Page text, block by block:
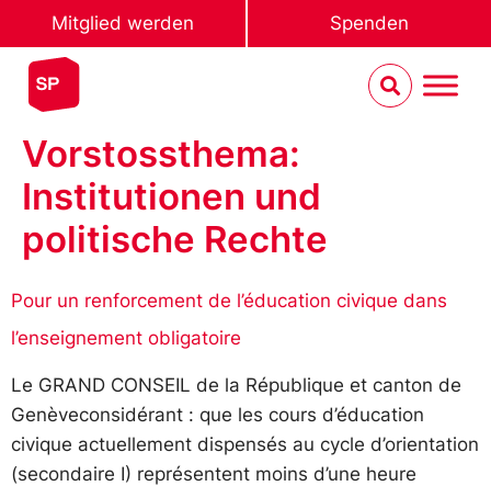
Mitglied werden Spenden
Vorstossthema:
Institutionen und
politische Rechte
Pour un renforcement de l’éducation civique dans
l’enseignement obligatoire
Le GRAND CONSEIL de la République et canton de
Genèveconsidérant : que les cours d’éducation
civique actuellement dispensés au cycle d’orientation
(secondaire I) représentent moins d’une heure